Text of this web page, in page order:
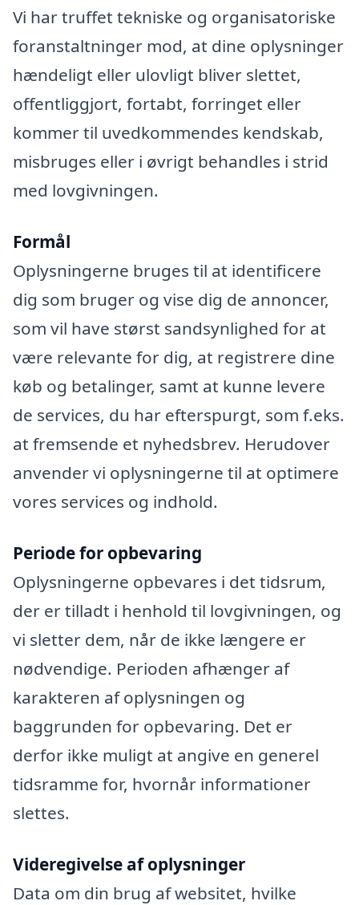
Vi har truffet tekniske og organisatoriske
foranstaltninger mod, at dine oplysninger
hændeligt eller ulovligt bliver slettet,
offentliggjort, fortabt, forringet eller
kommer til uvedkommendes kendskab,
misbruges eller i øvrigt behandles i strid
med lovgivningen.
Formål
Oplysningerne bruges til at identificere
dig som bruger og vise dig de annoncer,
som vil have størst sandsynlighed for at
være relevante for dig, at registrere dine
køb og betalinger, samt at kunne levere
de services, du har efterspurgt, som f.eks.
at fremsende et nyhedsbrev. Herudover
anvender vi oplysningerne til at optimere
vores services og indhold.
Periode for opbevaring
Oplysningerne opbevares i det tidsrum,
der er tilladt i henhold til lovgivningen, og
vi sletter dem, når de ikke længere er
nødvendige. Perioden afhænger af
karakteren af oplysningen og
baggrunden for opbevaring. Det er
derfor ikke muligt at angive en generel
tidsramme for, hvornår informationer
slettes.
Videregivelse af oplysninger
Data om din brug af websitet, hvilke